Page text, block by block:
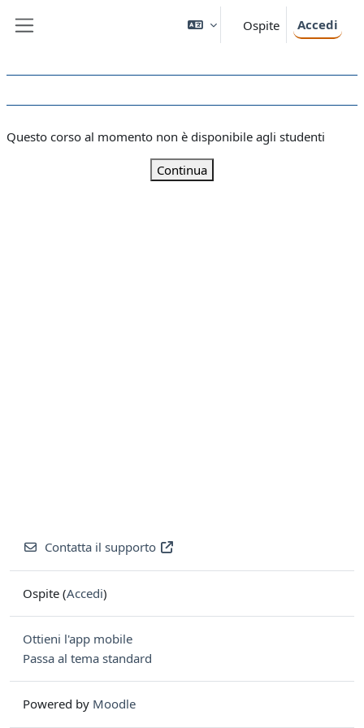
Ospite Accedi
Questo corso al momento non è disponibile agli studenti
Continua
Contatta il supporto
Ospite (Accedi)
Ottieni l'app mobile
Passa al tema standard
Powered by Moodle